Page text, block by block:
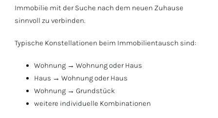
Immobilie mit der Suche nach dem neuen Zuhause
sinnvoll zu verbinden.
Typische Konstellationen beim Immobilientausch sind:
Wohnung → Wohnung oder Haus
Haus → Wohnung oder Haus
Wohnung → Grundstück
weitere individuelle Kombinationen